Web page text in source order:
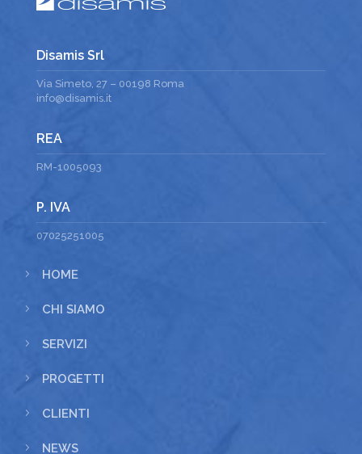
Disamis Srl
Via Simeto, 27 – 00198 Roma
info@disamis.it
REA
RM-1005093
P. IVA
07025251005
5 HOME
5 CHI SIAMO
5 SERVIZI
5 PROGETTI
5 CLIENTI
5 NEWS